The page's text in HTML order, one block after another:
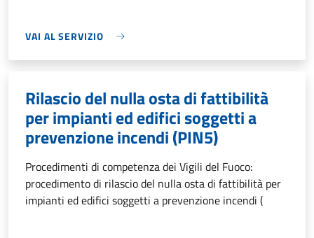
VAI AL SERVIZIO
Rilascio del nulla osta di fattibilità
per impianti ed edifici soggetti a
prevenzione incendi (PIN5)
Procedimenti di competenza dei Vigili del Fuoco:
procedimento di rilascio del nulla osta di fattibilità per
impianti ed edifici soggetti a prevenzione incendi (